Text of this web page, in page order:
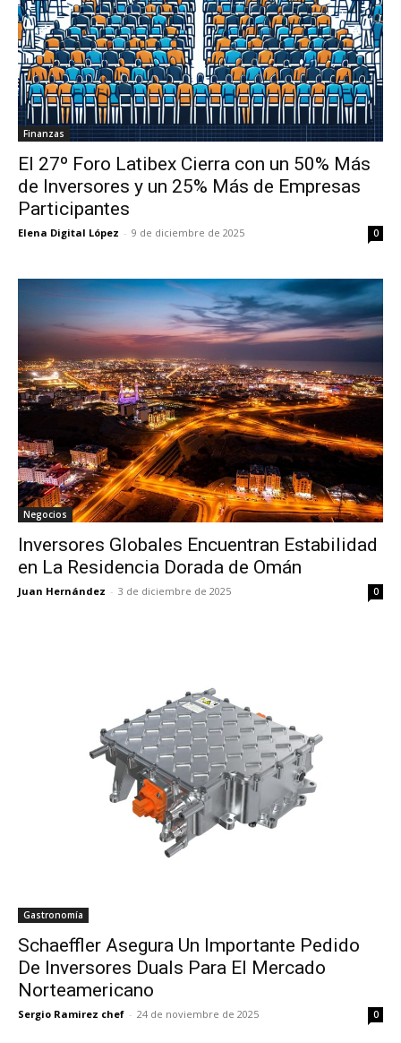
Finanzas
El 27º Foro Latibex Cierra con un 50% Más
de Inversores y un 25% Más de Empresas
Participantes
Elena Digital López - 9 de diciembre de 2025 0
Negocios
Inversores Globales Encuentran Estabilidad
en La Residencia Dorada de Omán
Juan Hernández - 3 de diciembre de 2025 0
Gastronomía
Schaeffler Asegura Un Importante Pedido
De Inversores Duals Para El Mercado
Norteamericano
Sergio Ramirez chef - 24 de noviembre de 2025 0